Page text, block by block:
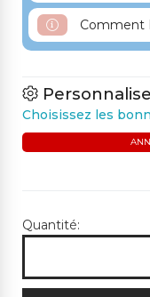
Comment
Choisissez les
Quantité: